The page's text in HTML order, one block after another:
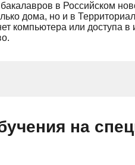
в Российском
дома, но и в
компьютера или доступа в
на